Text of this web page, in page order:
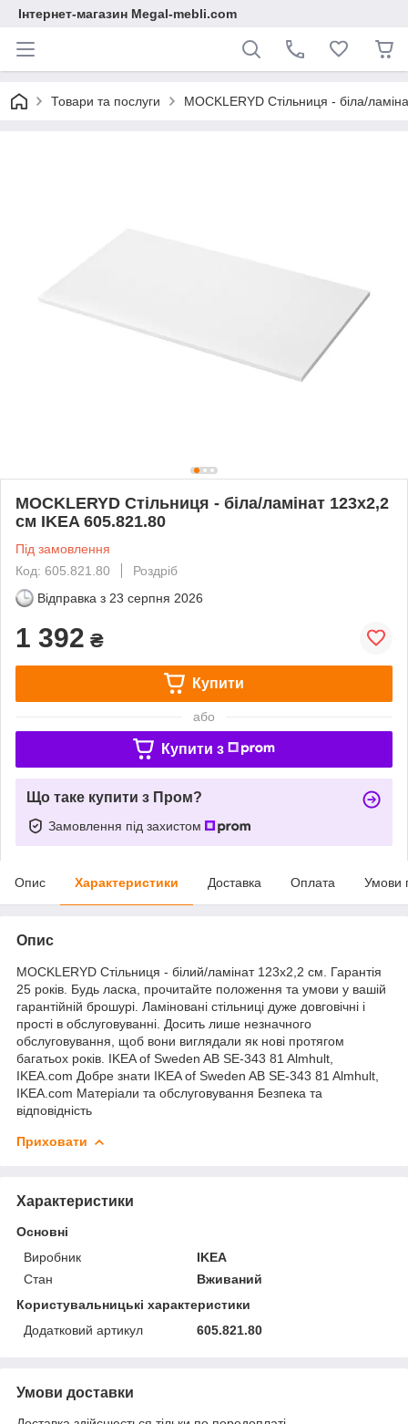
Інтернет-магазин Megal-mebli.com
Товари та послуги MOCKLERYD Стільниця - біла/
MOCKLERYD Стільниця - біла/ламінат 123х2,2
см IKEA 605.821.80
Під замовлення
Код: 605.821.80
Роздріб
Відправка з 23 серпня 2026
1 392 ₴
Купити
або
Купити з
Що таке купити з Пром?
Замовлення під захистом
Опис Характеристики Доставка Оплата Умови
Опис
MOCKLERYD Стільниця - білий/ламінат 123x2,2 см. Гарантія
25 років. Будь ласка, прочитайте положення та умови у вашій
гарантійній брошурі. Ламіновані стільниці дуже довговічні і
прості в обслуговуванні. Досить лише незначного
обслуговування, щоб вони виглядали як нові протягом
багатьох років. IKEA of Sweden AB SE-343 81 Almhult,
IKEA.com Добре знати IKEA of Sweden AB SE-343 81 Almhult,
IKEA.com Матеріали та обслуговування Безпека та
відповідність
Приховати
Характеристики
Основні
Виробник
IKEA
Стан
Вживаний
Користувальницькі характеристики
Додатковий артикул
605.821.80
Умови доставки